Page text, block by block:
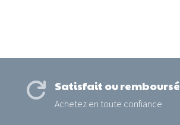
 Satisfait ou remboursé
Achetez en toute confiance